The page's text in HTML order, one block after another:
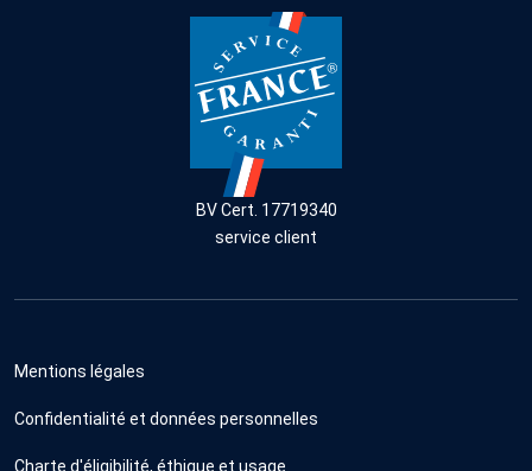
BV Cert. 17719340
service client
Mentions légales
Confidentialité et données personnelles
Charte d'éligibilité, éthique et usage